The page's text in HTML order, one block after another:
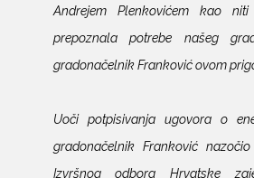
Andrejem Plenkovićem kao
prepoznala potrebe našeg
gradonačelnik Franković ovom
Uoči potpisivanja ugovora o
gradonačelnik Franković
Izvršnog odbora Hrvatske